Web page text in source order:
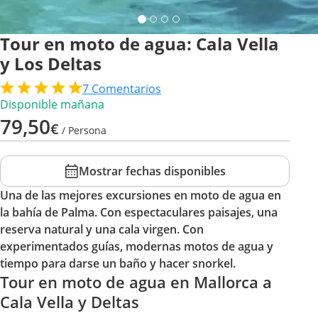
Tour en moto de agua: Cala Vella
y Los Deltas
7 Comentarios
Disponible mañana
79,50€ / Persona
Mostrar fechas disponibles
Una de las mejores excursiones en moto de agua en
la bahía de Palma. Con espectaculares paisajes, una
reserva natural y una cala virgen. Con
experimentados guías, modernas motos de agua y
tiempo para darse un baño y hacer snorkel.
Tour en moto de agua en Mallorca a
Cala Vella y Deltas